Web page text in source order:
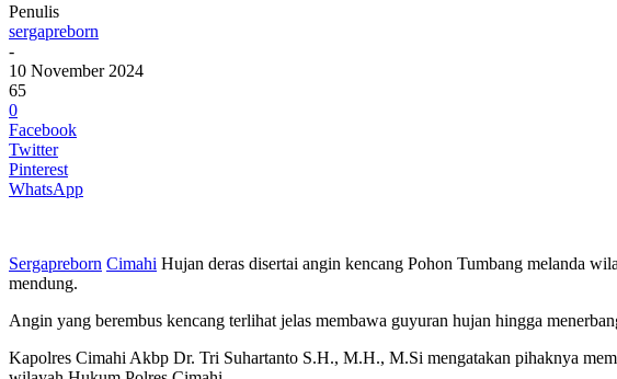
Penulis
sergapreborn
-
10 November 2024
65
0
Facebook
Twitter
Pinterest
WhatsApp
Sergapreborn Cimahi Hujan deras disertai angin kencang Pohon Tumbang melanda
mendung.
Angin yang berembus kencang terlihat jelas membawa guyuran hujan hingga
Kapolres Cimahi Akbp Dr. Tri Suhartanto S.H., M.H., M.Si mengatakan pihaknya